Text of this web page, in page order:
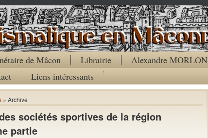
de Mâcon Librairie
Alexandre MORLON
Liens intéressants
» Archive
sociétés sportives de la région
partie